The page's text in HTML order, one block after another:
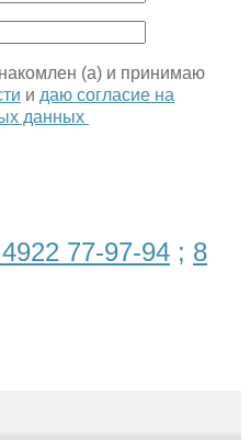
(а) и принимаю
и даю согласие на
данных
77-97-94 ; 8